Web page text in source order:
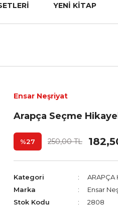
YENİ KİTAP
Ensar Neşriyat
Arapça Seçme
%27 250,00 TL
Kategori
ARAPÇA
Marka
Ensar
Stok Kodu
2808